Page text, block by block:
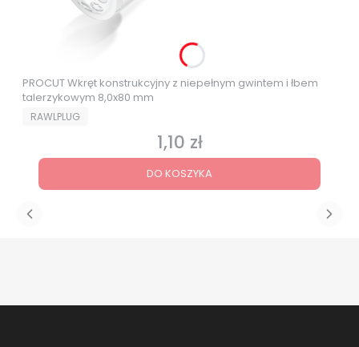
PROCUT Wkręt konstrukcyjny z niepełnym gwintem i łbem
talerzykowym 8,0x80 mm
PRODUCENT
RAWLPLUG
Cena
1,10 zł
DO KOSZYKA